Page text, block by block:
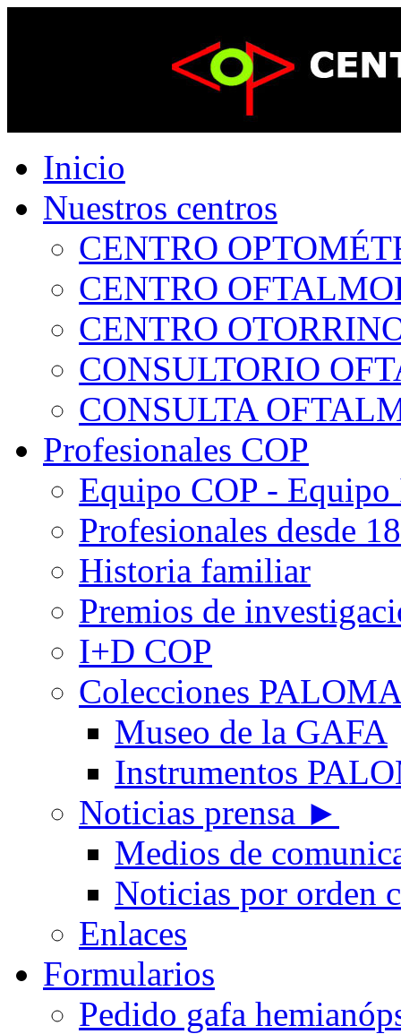
Inicio
Nuestros centros
CENTRO
CENTRO
CENTRO
CONSULTORIO
CONSULTA
Profesionales COP
Equipo COP -
Profesionales desde
Historia familiar
Premios de
I+D COP
Colecciones
Museo de la GAFA
Instrumentos
Noticias prensa ►
Medios de
Noticias por orden
Enlaces
Formularios
Pedido gafa